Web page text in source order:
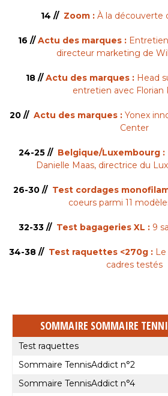
14 // Zoom : À la découverte
16 //Actu des marques :Entretien
directeur marketing de
18 //Actu des marques : Head
entretien avec Florian
20 // Actu des marques : Yonex
Center
24-25 // Belgique/Luxembourg :
Danielle Maas, directrice du
26-30 // Test cordages
coeurs parmi 11
32-33 // Test bagageries XL : 9
34-38 // Test raquettes <270g :
cadres testés
SOMMAIRE SOMMAIRE
Test raquettes
Sommaire TennisAddict n°2
Sommaire TennisAddict n°4